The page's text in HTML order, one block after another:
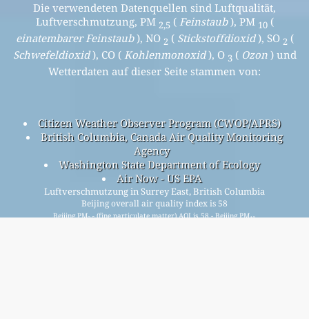
Die verwendeten Datenquellen sind Luftqualität,
Luftverschmutzung, PM 2,5 ( Feinstaub), PM 10(
einatembarer Feinstaub), NO 2 ( Stickstoffdioxid), SO 2 (
Schwefeldioxid), CO ( Kohlenmonoxid), O 3 ( Ozon) und
Wetterdaten auf dieser Seite stammen von:
Citizen Weather Observer Program (CWOP/APRS)
British Columbia, Canada Air Quality Monitoring
Agency
Washington State Department of Ecology
Air Now - US EPA
Luftverschmutzung in Surrey East, British Columbia
Beijing overall air quality index is 58
Beijing PM2.5(fine particulate matter) AQI is 58 - Beijing PM10